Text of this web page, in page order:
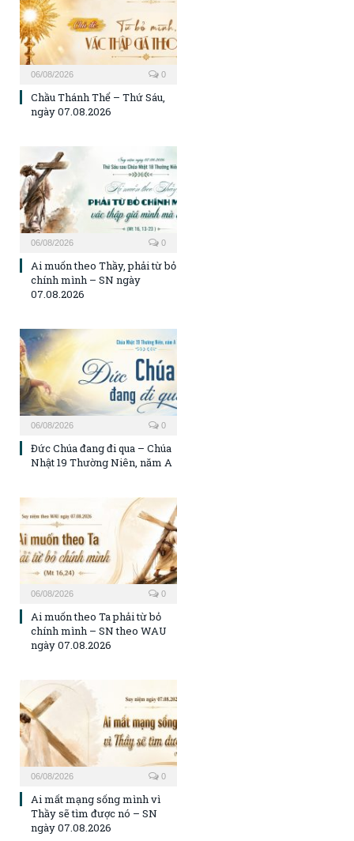
06/08/2026 0
Chầu Thánh Thể – Thứ Sáu,
ngày 07.08.2026
06/08/2026 0
Ai muốn theo Thầy, phải từ bỏ
chính mình – SN ngày
07.08.2026
06/08/2026 0
Đức Chúa đang đi qua – Chúa
Nhật 19 Thường Niên, năm A
06/08/2026 0
Ai muốn theo Ta phải từ bỏ
chính mình – SN theo WAU
ngày 07.08.2026
06/08/2026 0
Ai mất mạng sống mình vì
Thầy sẽ tìm được nó – SN
ngày 07.08.2026